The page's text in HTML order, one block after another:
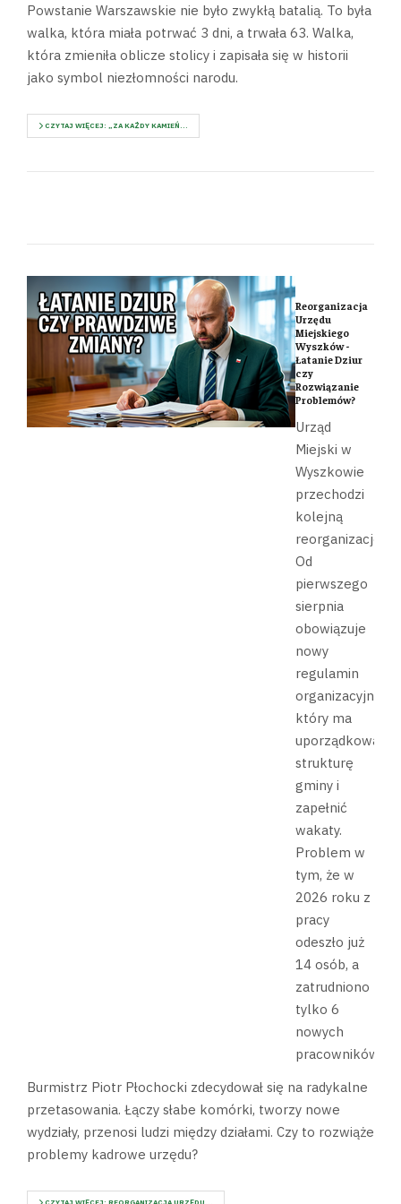
Powstanie Warszawskie nie było zwykłą batalią. To była
walka, która miała potrwać 3 dni, a trwała 63. Walka,
która zmieniła oblicze stolicy i zapisała się w historii
jako symbol niezłomności narodu.
CZYTAJ WIĘCEJ: „ZA KAŻDY KAMIEŃ...
Reorganizacja
Urzędu
Miejskiego
Wyszków -
Łatanie Dziur
czy
Rozwiązanie
Problemów?
Urząd
Miejski w
Wyszkowie
przechodzi
kolejną
reorganizację.
Od
pierwszego
sierpnia
obowiązuje
nowy
regulamin
organizacyjny,
który ma
uporządkować
strukturę
gminy i
zapełnić
wakaty.
Problem w
tym, że w
2026 roku z
pracy
odeszło już
14 osób, a
zatrudniono
tylko 6
nowych
pracowników.
Burmistrz Piotr Płochocki zdecydował się na radykalne
przetasowania. Łączy słabe komórki, tworzy nowe
wydziały, przenosi ludzi między działami. Czy to rozwiąże
problemy kadrowe urzędu?
CZYTAJ WIĘCEJ: REORGANIZACJA URZĘDU...